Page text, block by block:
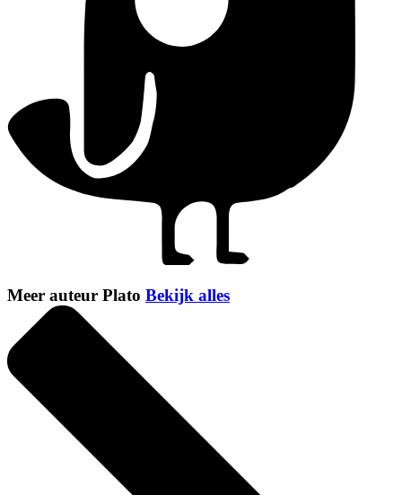
Meer auteur Plato Bekijk alles